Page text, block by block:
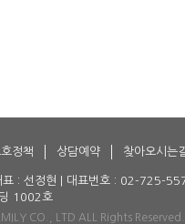
정책 상담예약 찾아오시는
: 선정현 | 대표번호 : 02-725-
1002호
CO., LTD ALL Rights Reserved.